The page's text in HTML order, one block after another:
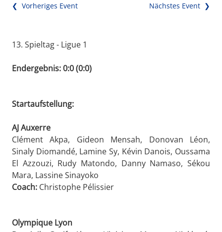
❮ Vorheriges Event Nächstes Event ❯
13. Spieltag - Ligue 1
Endergebnis: 0:0 (0:0)
Startaufstellung:
AJ Auxerre
Clément Akpa, Gideon Mensah, Donovan Léon,
Sinaly Diomandé, Lamine Sy, Kévin Danois, Oussama
El Azzouzi, Rudy Matondo, Danny Namaso, Sékou
Mara, Lassine Sinayoko
Coach: Christophe Pélissier
Olympique Lyon